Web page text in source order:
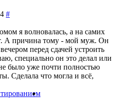
#
я волновалась, а на самих
А причина тому - мой муж. Он
перед сдачей устроить
специально он это делал или
было уже почти полностью
Сделала что могла и всё,